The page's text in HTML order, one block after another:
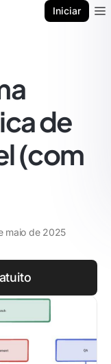
Iniciar
de
(com
maio de 2025